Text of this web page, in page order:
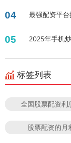
04 最强配资平
05 2025年手机
标签列表
全国股票配资利
股票配资的月